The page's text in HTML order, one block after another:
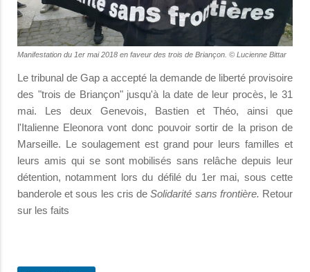
Manifestation du 1er mai 2018 en faveur des trois de Briançon. © Lucienne Bittar
Le tribunal de Gap a accepté la demande de liberté provisoire
des "trois de Briançon" jusqu'à la date de leur procès, le 31
mai. Les deux Genevois, Bastien et Théo, ainsi que
l'Italienne Eleonora vont donc pouvoir sortir de la prison de
Marseille. Le soulagement est grand pour leurs familles et
leurs amis qui se sont mobilisés sans relâche depuis leur
détention, notamment lors du défilé du 1er mai, sous cette
banderole et sous les cris deSolidarité sans frontière. Retour
sur les faits